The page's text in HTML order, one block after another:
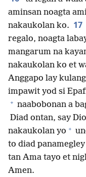
aminsan noagta
nakaukolan ko. 17
regalo, noagta
mangarum na
nakaukolan ko et
Anggapo lay
impawit yod si
+ naabobonan a
Diad ontan, say
nakaukolan yo +
to diad
tan Ama tayo et
Amen.